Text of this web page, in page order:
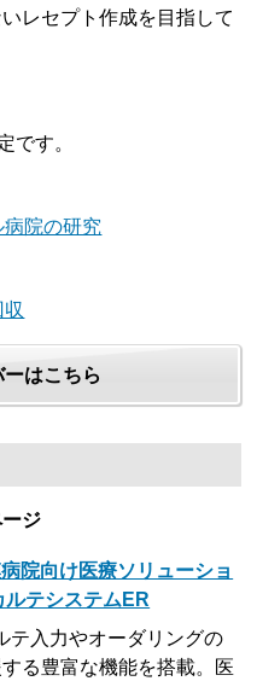
レセプト作成を目指して
です。
院の研究
はこちら
ジ
院向け医療ソリューショ
ルテシステムER
テ入力やオーダリングの
る豊富な機能を搭載。医